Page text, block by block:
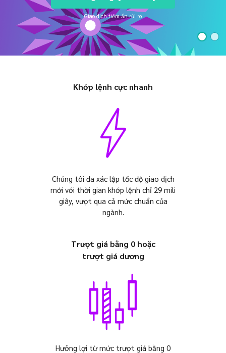
ETF thực
Zero Account
MỚI
Axiory App
Hướng dẫn cài đặt cTrader
Tính minh bạch và an toàn
Giải thưởng toàn cầu
Tài liệu pháp lý
Câu hỏi thường gặp
Liên hệ với chúng tôi
English
Русский
日本語 Mở tài khoản thực
Thử tài khoản demo
Giao dịch tiềm ẩn rủi ro
Khớp lệnh cực nhanh
Chúng tôi đã xác lập tốc độ giao dịch
mới với thời gian khớp lệnh chỉ 29 mili
giây, vượt qua cả mức chuẩn của
ngành.
Trượt giá bằng 0 hoặc
trượt giá dương
Hưởng lợi từ mức trượt giá bằng 0